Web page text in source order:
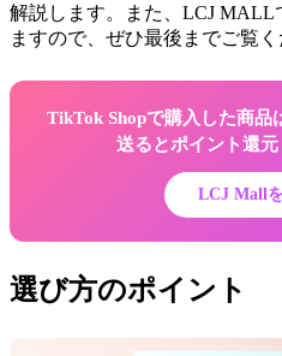
解説します。また、LCJ MALL
ますので、ぜひ最後までご覧く
TikTok Shopで購入した商
送るとポイント還
LCJ Mall
選び方のポイント